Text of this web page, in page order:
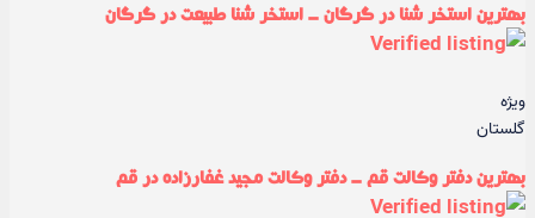
بهترین استخر شنا در گرگان - استخر شنا طبیعت در گرگان
ویژه
گلستان
بهترین دفتر وکالت قم - دفتر وکالت مجید غفارزاده در قم